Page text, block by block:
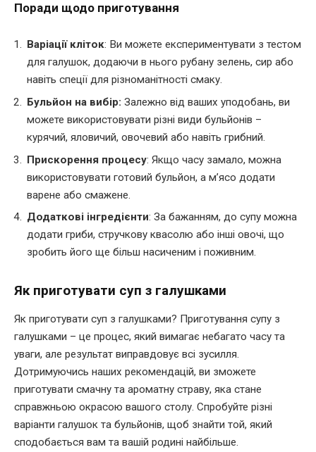
Поради щодо приготування
Варіації кліток: Ви можете експериментувати з тестом
для галушок, додаючи в нього рубану зелень, сир або
навіть спеції для різноманітності смаку.
Бульйон на вибір: Залежно від ваших уподобань, ви
можете використовувати різні види бульйонів –
курячий, яловичий, овочевий або навіть грибний.
Прискорення процесу: Якщо часу замало, можна
використовувати готовий бульйон, а м’ясо додати
варене або смажене.
Додаткові інгредієнти: За бажанням, до супу можна
додати гриби, стручкову квасолю або інші овочі, що
зробить його ще більш насиченим і поживним.
Як приготувати суп з галушками
Як приготувати суп з галушками? Приготування супу з
галушками – це процес, який вимагає небагато часу та
уваги, але результат виправдовує всі зусилля.
Дотримуючись наших рекомендацій, ви зможете
приготувати смачну та ароматну страву, яка стане
справжньою окрасою вашого столу. Спробуйте різні
варіанти галушок та бульйонів, щоб знайти той, який
сподобається вам та вашій родині найбільше.